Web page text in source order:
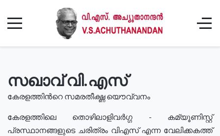
സഖാവ് വി.എസ്
കേരളത്തിൻറെ സമരതീക്ഷ്ണ യൌവ്വനം
കേരളത്തിലെ തൊഴിലാളിവർഗ്ഗ - കമ്യൂണിസ്റ്റ്
പ്രസ്ഥാനങ്ങളുടെ ചരിത്രം വിഎസ് എന്ന വേലിക്കകത്ത്